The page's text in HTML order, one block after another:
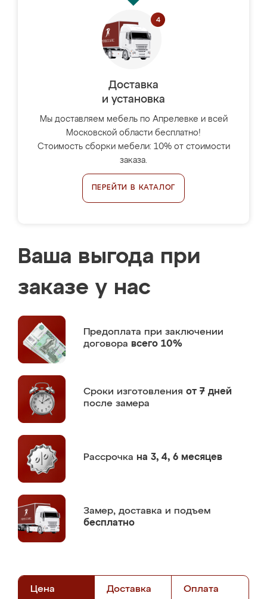
Доставка
и установка
Мы доставляем мебель по Апрелевке и всей
Московской области бесплатно!
Стоимость сборки мебели: 10% от стоимости
заказа.
ПЕРЕЙТИ В КАТАЛОГ
Ваша выгода при
заказе у нас
Предоплата при заключении
договора всего 10%
Сроки изготовления от 7 дней
после замера
Рассрочка на 3, 4, 6 месяцев
Замер, доставка и подъем
бесплатно
Цена Доставка Оплата